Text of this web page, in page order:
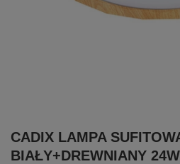
CADIX LAMPA
BIAŁY+DREWNIANY